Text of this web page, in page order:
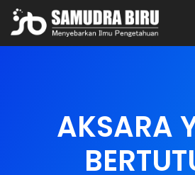
AKSARA